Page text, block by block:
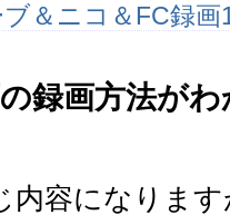
＆ニコ＆FC録
録画方法が
内容になりま